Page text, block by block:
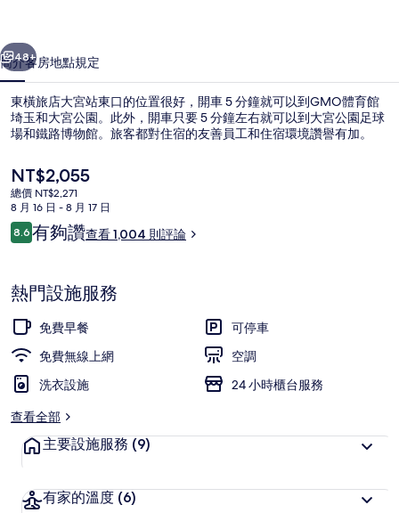
東
口
的
相
片
集
個 下一個
48+
簡介客房地點規定
東橫旅店大宮站東口的位置很好，開車 5 分鐘就可以到GMO體育館
埼玉和大宮公園。此外，開車只要 5 分鐘左右就可以到大宮公園足球
場和鐵路博物館。旅客都對住宿的友善員工和住宿環境讚譽有加。
目
前
的
價
格
NT$2,055
總價 NT$2,271
8 月 16 日 - 8 月 17 日
評
論
8.68.6 分，滿分 10 分，
有夠讚查看 1,004 則評論
熱門設施服務
免費早餐
可停車
免費無線上網
空調
洗衣設施
24 小時櫃台服務
查看全部
主要設施服務 (9)
有家的溫度 (6)